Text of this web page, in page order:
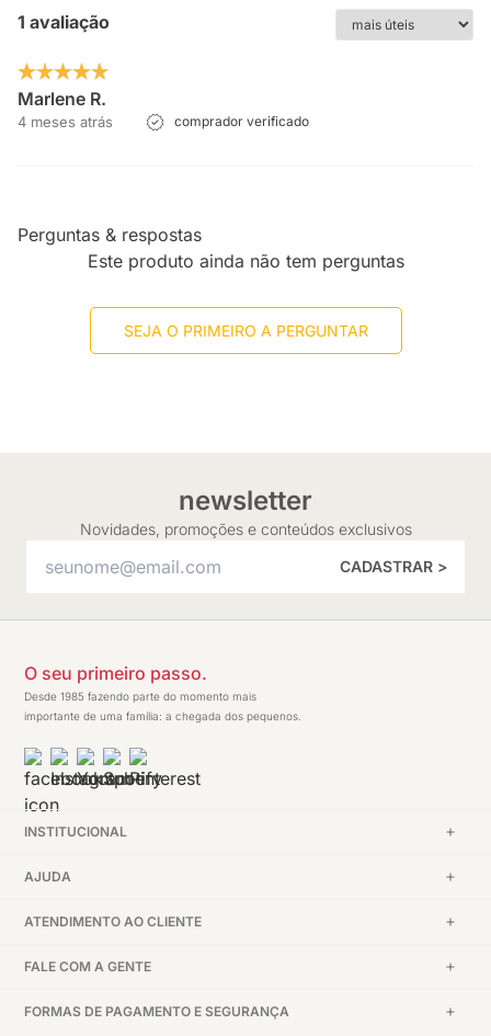
1 avaliação
Marlene R.
4 meses atrás comprador verificado
Perguntas & respostas
Este produto ainda não tem perguntas
SEJA O PRIMEIRO A PERGUNTAR
newsletter
Novidades, promoções e conteúdos exclusivos
CADASTRAR >
O seu primeiro passo.
Desde 1985 fazendo parte do momento mais
importante de uma família: a chegada dos pequenos.
INSTITUCIONAL
AJUDA
ATENDIMENTO AO CLIENTE
FALE COM A GENTE
FORMAS DE PAGAMENTO E SEGURANÇA